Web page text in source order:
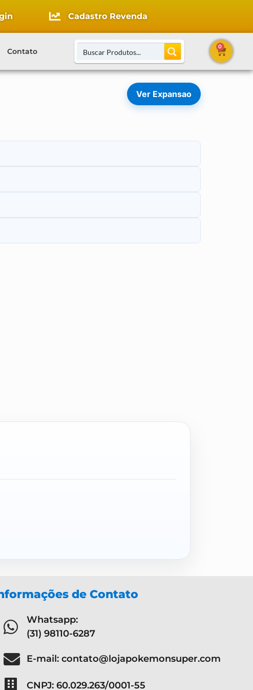
Cadastro Revenda
Contato
0
Ver Expansao
de Contato
Whatsapp:
(31) 98110-6287
E-mail: contato@lojapokemonsuper.com
CNPJ: 60.029.263/0001-55